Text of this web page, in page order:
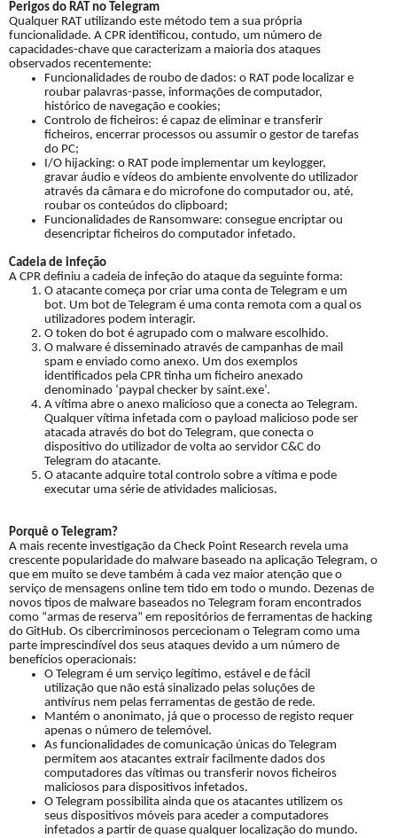
Perigos do RAT no Telegram
Qualquer RAT utilizando este método tem a sua própria
funcionalidade. A CPR identificou, contudo, um número de
capacidades-chave que caracterizam a maioria dos ataques
observados recentemente:
Funcionalidades de roubo de dados: o RAT pode localizar e
roubar palavras-passe, informações de computador,
histórico de navegação e cookies;
Controlo de ficheiros: é capaz de eliminar e transferir
ficheiros, encerrar processos ou assumir o gestor de tarefas
do PC;
I/O hijacking: o RAT pode implementar um keylogger,
gravar áudio e vídeos do ambiente envolvente do utilizador
através da câmara e do microfone do computador ou, até,
roubar os conteúdos do clipboard;
Funcionalidades de Ransomware: consegue encriptar ou
desencriptar ficheiros do computador infetado.
Cadeia de infeção
A CPR definiu a cadeia de infeção do ataque da seguinte forma:
O atacante começa por criar uma conta de Telegram e um
bot. Um bot de Telegram é uma conta remota com a qual os
utilizadores podem interagir.
O token do bot é agrupado com o malware escolhido.
O malware é disseminado através de campanhas de mail
spam e enviado como anexo. Um dos exemplos
identificados pela CPR tinha um ficheiro anexado
denominado ‘paypal checker by saint.exe’.
A vítima abre o anexo malicioso que a conecta ao Telegram.
Qualquer vítima infetada com o payload malicioso pode ser
atacada através do bot do Telegram, que conecta o
dispositivo do utilizador de volta ao servidor C&C do
Telegram do atacante.
O atacante adquire total controlo sobre a vítima e pode
executar uma série de atividades maliciosas.
Porquê o Telegram?
A mais recente investigação da Check Point Research revela uma
crescente popularidade do malware baseado na aplicação Telegram, o
que em muito se deve também à cada vez maior atenção que o
serviço de mensagens online tem tido em todo o mundo. Dezenas de
novos tipos de malware baseados no Telegram foram encontrados
como “armas de reserva” em repositórios de ferramentas de hacking
do GitHub. Os cibercriminosos percecionam o Telegram como uma
parte imprescindível dos seus ataques devido a um número de
benefícios operacionais:
O Telegram é um serviço legítimo, estável e de fácil
utilização que não está sinalizado pelas soluções de
antivírus nem pelas ferramentas de gestão de rede.
Mantém o anonimato, já que o processo de registo requer
apenas o número de telemóvel.
As funcionalidades de comunicação únicas do Telegram
permitem aos atacantes extrair facilmente dados dos
computadores das vítimas ou transferir novos ficheiros
maliciosos para dispositivos infetados.
O Telegram possibilita ainda que os atacantes utilizem os
seus dispositivos móveis para aceder a computadores
infetados a partir de quase qualquer localização do mundo.